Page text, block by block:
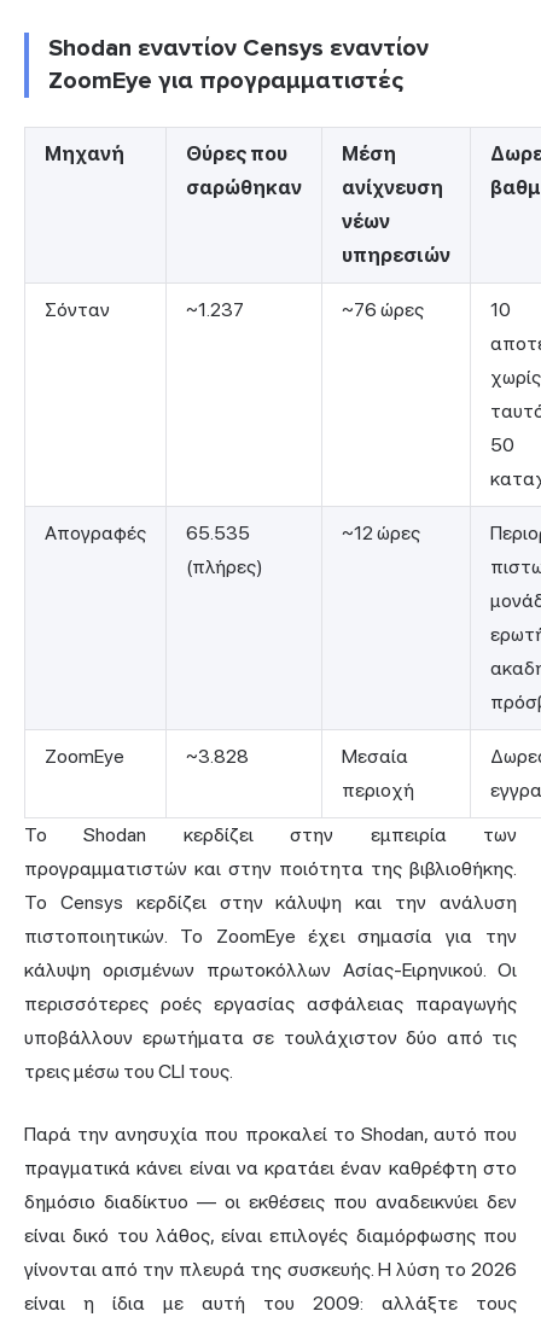
Shodan εναντίον Censys εναντίον
ZoomEye για προγραμματιστές
Μηχανή
Θύρες που
σαρώθηκαν
Μέση
ανίχνευση
νέων
υπηρεσιών
Σόνταν ~1.237 ~76 ώρες
10
50
Απογραφές
65.535
(πλήρες)
~12 ώρες
ZoomEye ~3.828
Μεσαία
περιοχή
Το Shodan κερδίζει στην εμπειρία των
προγραμματιστών και στην ποιότητα της βιβλιοθήκης.
Το Censys κερδίζει στην κάλυψη και την ανάλυση
πιστοποιητικών. Το ZoomEye έχει σημασία για την
κάλυψη ορισμένων πρωτοκόλλων Ασίας-Ειρηνικού. Οι
περισσότερες ροές εργασίας ασφάλειας παραγωγής
υποβάλλουν ερωτήματα σε τουλάχιστον δύο από τις
τρεις μέσω του CLI τους.
Παρά την ανησυχία που προκαλεί το Shodan, αυτό που
πραγματικά κάνει είναι να κρατάει έναν καθρέφτη στο
δημόσιο διαδίκτυο — οι εκθέσεις που αναδεικνύει δεν
είναι δικό του λάθος, είναι επιλογές διαμόρφωσης που
γίνονται από την πλευρά της συσκευής. Η λύση το 2026
είναι η ίδια με αυτή του 2009: αλλάξτε τους